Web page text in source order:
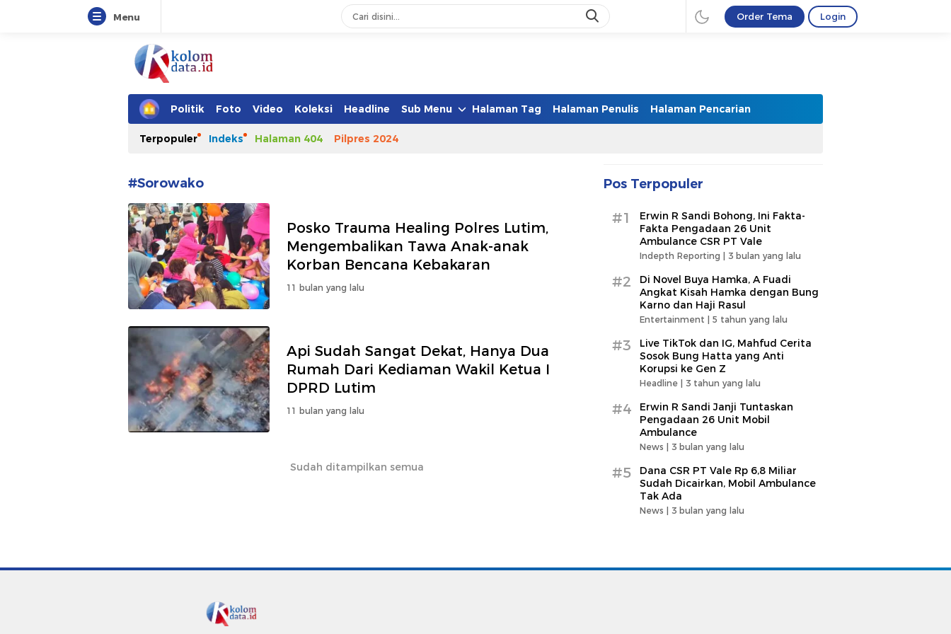
Menu Order Tema Login
Kolomdata.id
Politik Foto Video Koleksi Headline Sub Menu Halaman Tag Halaman Penulis Halaman Pencarian
Terpopuler Indeks Halaman 404 Pilpres 2024
#Sorowako
Posko Trauma Healing Polres Lutim,
Mengembalikan Tawa Anak-anak
Korban Bencana Kebakaran
11 bulan yang lalu
Api Sudah Sangat Dekat, Hanya Dua
Rumah Dari Kediaman Wakil Ketua I
DPRD Lutim
11 bulan yang lalu
Sudah ditampilkan semua
Pos Terpopuler
#1
Erwin R Sandi Bohong, Ini Fakta-
Fakta Pengadaan 26 Unit
Ambulance CSR PT Vale
Indepth Reporting | 3 bulan yang lalu
#2
Di Novel Buya Hamka, A Fuadi
Angkat Kisah Hamka dengan Bung
Karno dan Haji Rasul
Entertainment | 5 tahun yang lalu
#3
Live TikTok dan IG, Mahfud Cerita
Sosok Bung Hatta yang Anti
Korupsi ke Gen Z
Headline | 3 tahun yang lalu
#4
Erwin R Sandi Janji Tuntaskan
Pengadaan 26 Unit Mobil
Ambulance
News | 3 bulan yang lalu
#5
Dana CSR PT Vale Rp 6,8 Miliar
Sudah Dicairkan, Mobil Ambulance
Tak Ada
News | 3 bulan yang lalu